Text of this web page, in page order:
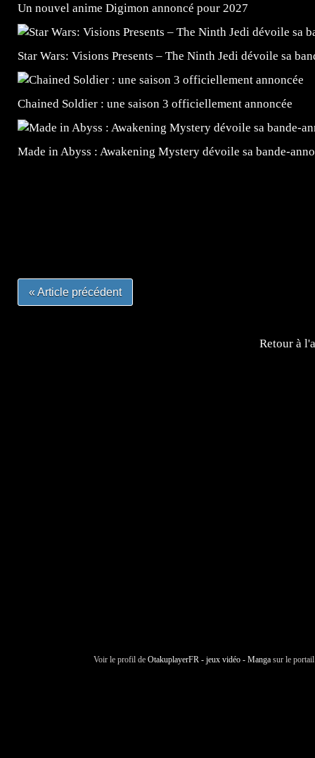
Un nouvel anime Digimon annoncé pour 2027
Star Wars: Visions Presents – The Ninth Jedi dévoile sa
Chained Soldier : une saison 3 officiellement annoncée
Made in Abyss : Awakening Mystery dévoile sa bande-
« Article précédent
Retour à
Voir le profil de OtakuplayerFR - jeux vidéo - Manga sur le